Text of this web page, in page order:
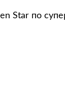
Star по